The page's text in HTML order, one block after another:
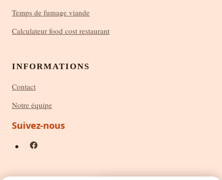
Temps de fumage viande
Calculateur food cost restaurant
INFORMATIONS
Contact
Notre équipe
Suivez-nous